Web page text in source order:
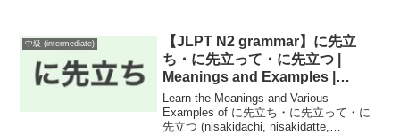
中級 (intermediate)
【JLPT N2 grammar】に先立
ち・に先立って・に先立つ |
Meanings and Examples |
Japanese Grammar
Learn the Meanings and Various
Examples of に先立ち・に先立って・に
先立つ (nisakidachi, nisakidatte,